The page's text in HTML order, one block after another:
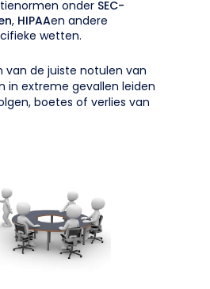
onder SEC-
, HIPAAen andere
wetten.
van de juiste notulen van
in extreme gevallen leiden
boetes of verlies van